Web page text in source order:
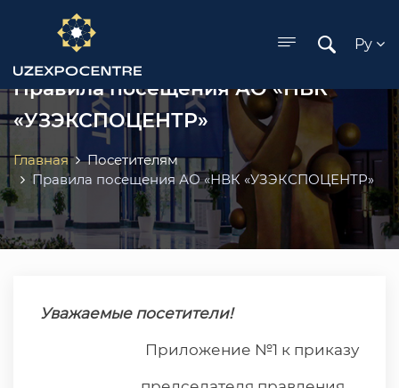
menu
Ру
Правила посещения АО «НВК
«УЗЭКСПОЦЕНТР»
Главная
Посетителям
Правила посещения АО «НВК «УЗЭКСПОЦЕНТР»
Уважаемые посетители!
Приложение №1 к приказу